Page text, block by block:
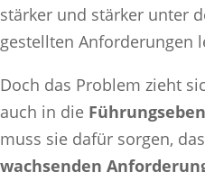
stärker und stärker unter
gestellten Anforderungen
Doch das Problem zieht
auch in die
muss sie dafür sorgen,
wachsenden